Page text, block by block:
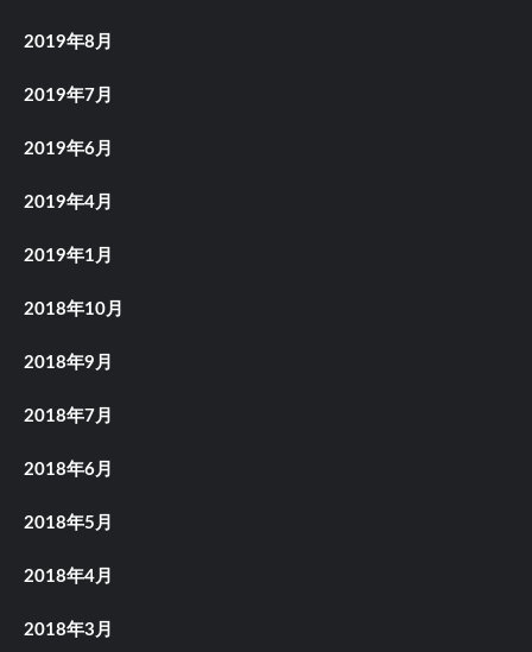
2019年8月
2019年7月
2019年6月
2019年4月
2019年1月
2018年10月
2018年9月
2018年7月
2018年6月
2018年5月
2018年4月
2018年3月